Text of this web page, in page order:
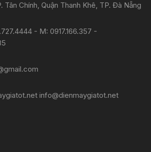
Tân Chính, Quận Thanh Khê, TP. Đà Nẵng
- M: 0917.166.357 -
info@dienmaygiatot.net